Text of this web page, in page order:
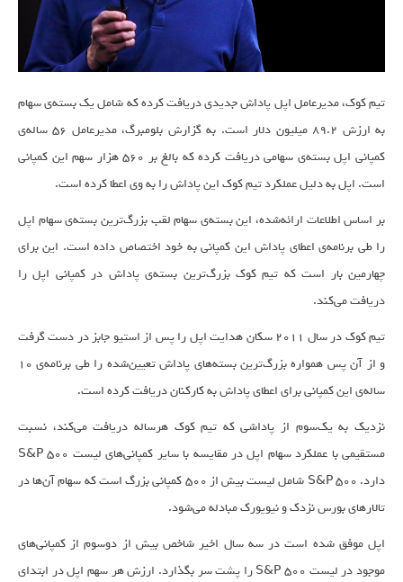
تیم کوک، مدیرعامل اپل پاداش جدیدی دریافت کرده که شامل یک بسته‌ی سهام
به ارزش ۸۹.۲ میلیون دلار است. به گزارش بلومبرگ، مدیرعامل ۵۶ ساله‌ی
کمپانی اپل بسته‌ی سهامی دریافت کرده که بالغ بر ۵۶۰ هزار سهم این کمپانی
است. اپل به دلیل عملکرد تیم کوک این پاداش را به وی اعطا کرده است.
بر اساس اطلاعات ارائه‌شده، این بسته‌ی سهام لقب بزرگ‌ترین بسته‌ی سهام اپل
را طی برنامه‌ی اعطای پاداش این کمپانی به خود اختصاص داده است. این برای
چهارمین بار است که تیم کوک بزرگ‌ترین بسته‌ی پاداش در کمپانی اپل را
دریافت می‌کند.
تیم کوک در سال ۲۰۱۱ سکان هدایت اپل را پس از استیو جابز در دست گرفت
و از آن پس همواره بزرگ‌ترین بسته‌های پاداش تعیین‌شده را طی برنامه‌ی ۱۰
ساله‌ی این کمپانی برای اعطای پاداش به کارکنان دریافت کرده است.
نزدیک به یک‌سوم از پاداشی که تیم کوک هرساله دریافت می‌کند، نسبت
دارد. S&P 500 شامل لیست بیش از ۵۰۰ کمپانی بزرگ است که سهام آن‌ها در
تالارهای بورس نزدک و نیویورک مبادله می‌شود.
اپل موفق شده است در سه سال اخیر شاخص بیش از دوسوم از کمپانی‌های
موجود در لیست S&P 500 را پشت سر بگذارد. ارزش هر سهم اپل در ابتدای